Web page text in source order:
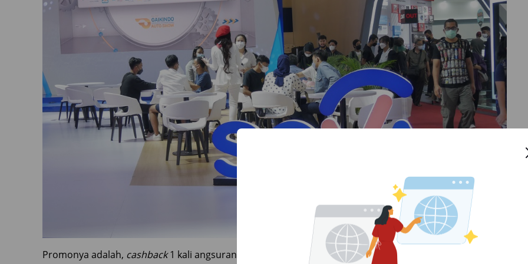
Promonya adalah, cashback1 kali angsuran dengan maksimal angsuran Rp4.000.000.